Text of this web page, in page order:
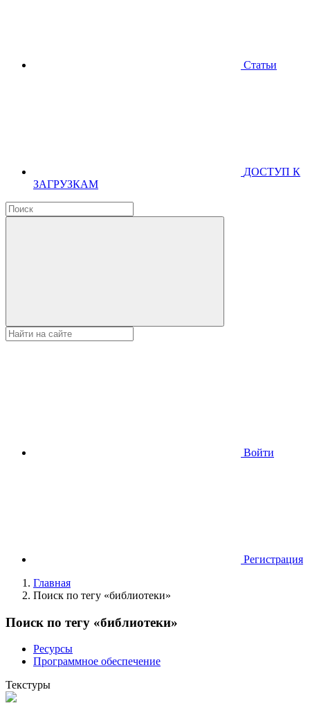
Статьи
ДОСТУП К
ЗАГРУЗКАМ
Войти
Регистрация
Главная
Поиск по тегу «библиотеки»
Поиск по тегу «библиотеки»
Ресурсы
Программное обеспечение
Текстуры